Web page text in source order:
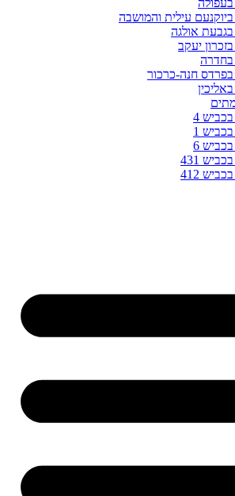
עילית והמושבה
אולגה
יעקב
בחדרה
בפרדס חנה-כרכור
4
1
6
431
412